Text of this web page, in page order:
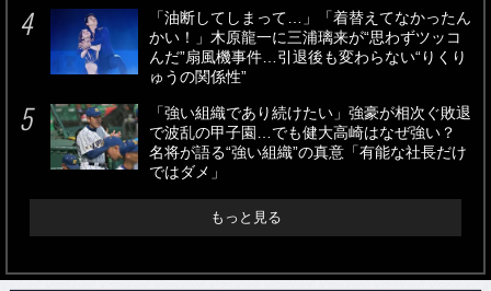
「油断してしまって…」「着替えてなかったん
かい！」木原龍一に三浦璃来が“思わずツッコ
んだ”扇風機事件…引退後も変わらない“りくり
ゅうの関係性”
「強い組織であり続けたい」強豪が相次ぐ敗退
で波乱の甲子園…でも健大高崎はなぜ強い？
名将が語る“強い組織”の真意「有能な社長だけ
ではダメ」
もっと見る